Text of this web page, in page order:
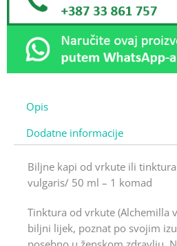
Opis
Dodatne informacije
Biljne kapi od vrkute ili
vulgaris/ 50 ml – 1 komad
Tinktura od vrkute (Alchemilla
biljni lijek, poznat po svojim